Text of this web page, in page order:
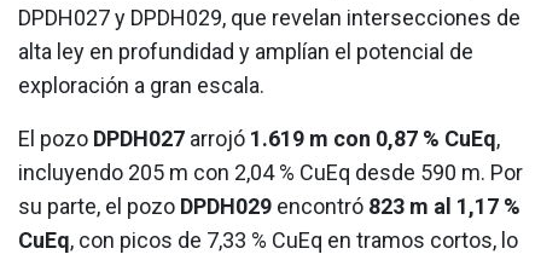
DPDH027 y DPDH029, que revelan intersecciones de
alta ley en profundidad y amplían el potencial de
exploración a gran escala.
El pozo DPDH027 arrojó 1.619 m con 0,87 % CuEq,
incluyendo 205 m con 2,04 % CuEq desde 590 m. Por
su parte, el pozo DPDH029 encontró 823 m al 1,17 %
CuEq, con picos de 7,33 % CuEq en tramos cortos, lo